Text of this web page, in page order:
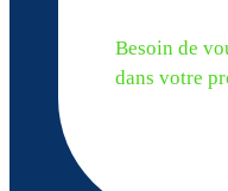
Besoin de
dans votre